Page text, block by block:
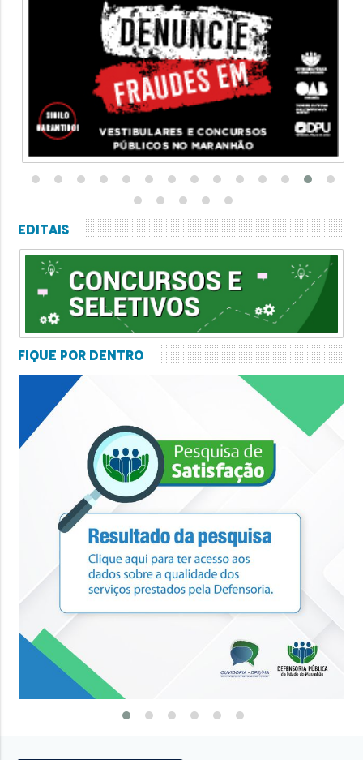
Editais
Fique por Dentro